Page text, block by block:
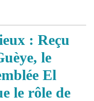
: Reçu
le
El
le rôle de